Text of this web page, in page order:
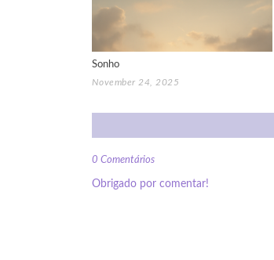
Sonho
November 24, 2025
0 Comentários
Obrigado por comentar!